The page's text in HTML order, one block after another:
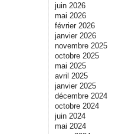
juin 2026
mai 2026
février 2026
janvier 2026
novembre 2025
octobre 2025
mai 2025
avril 2025
janvier 2025
décembre 2024
octobre 2024
juin 2024
mai 2024